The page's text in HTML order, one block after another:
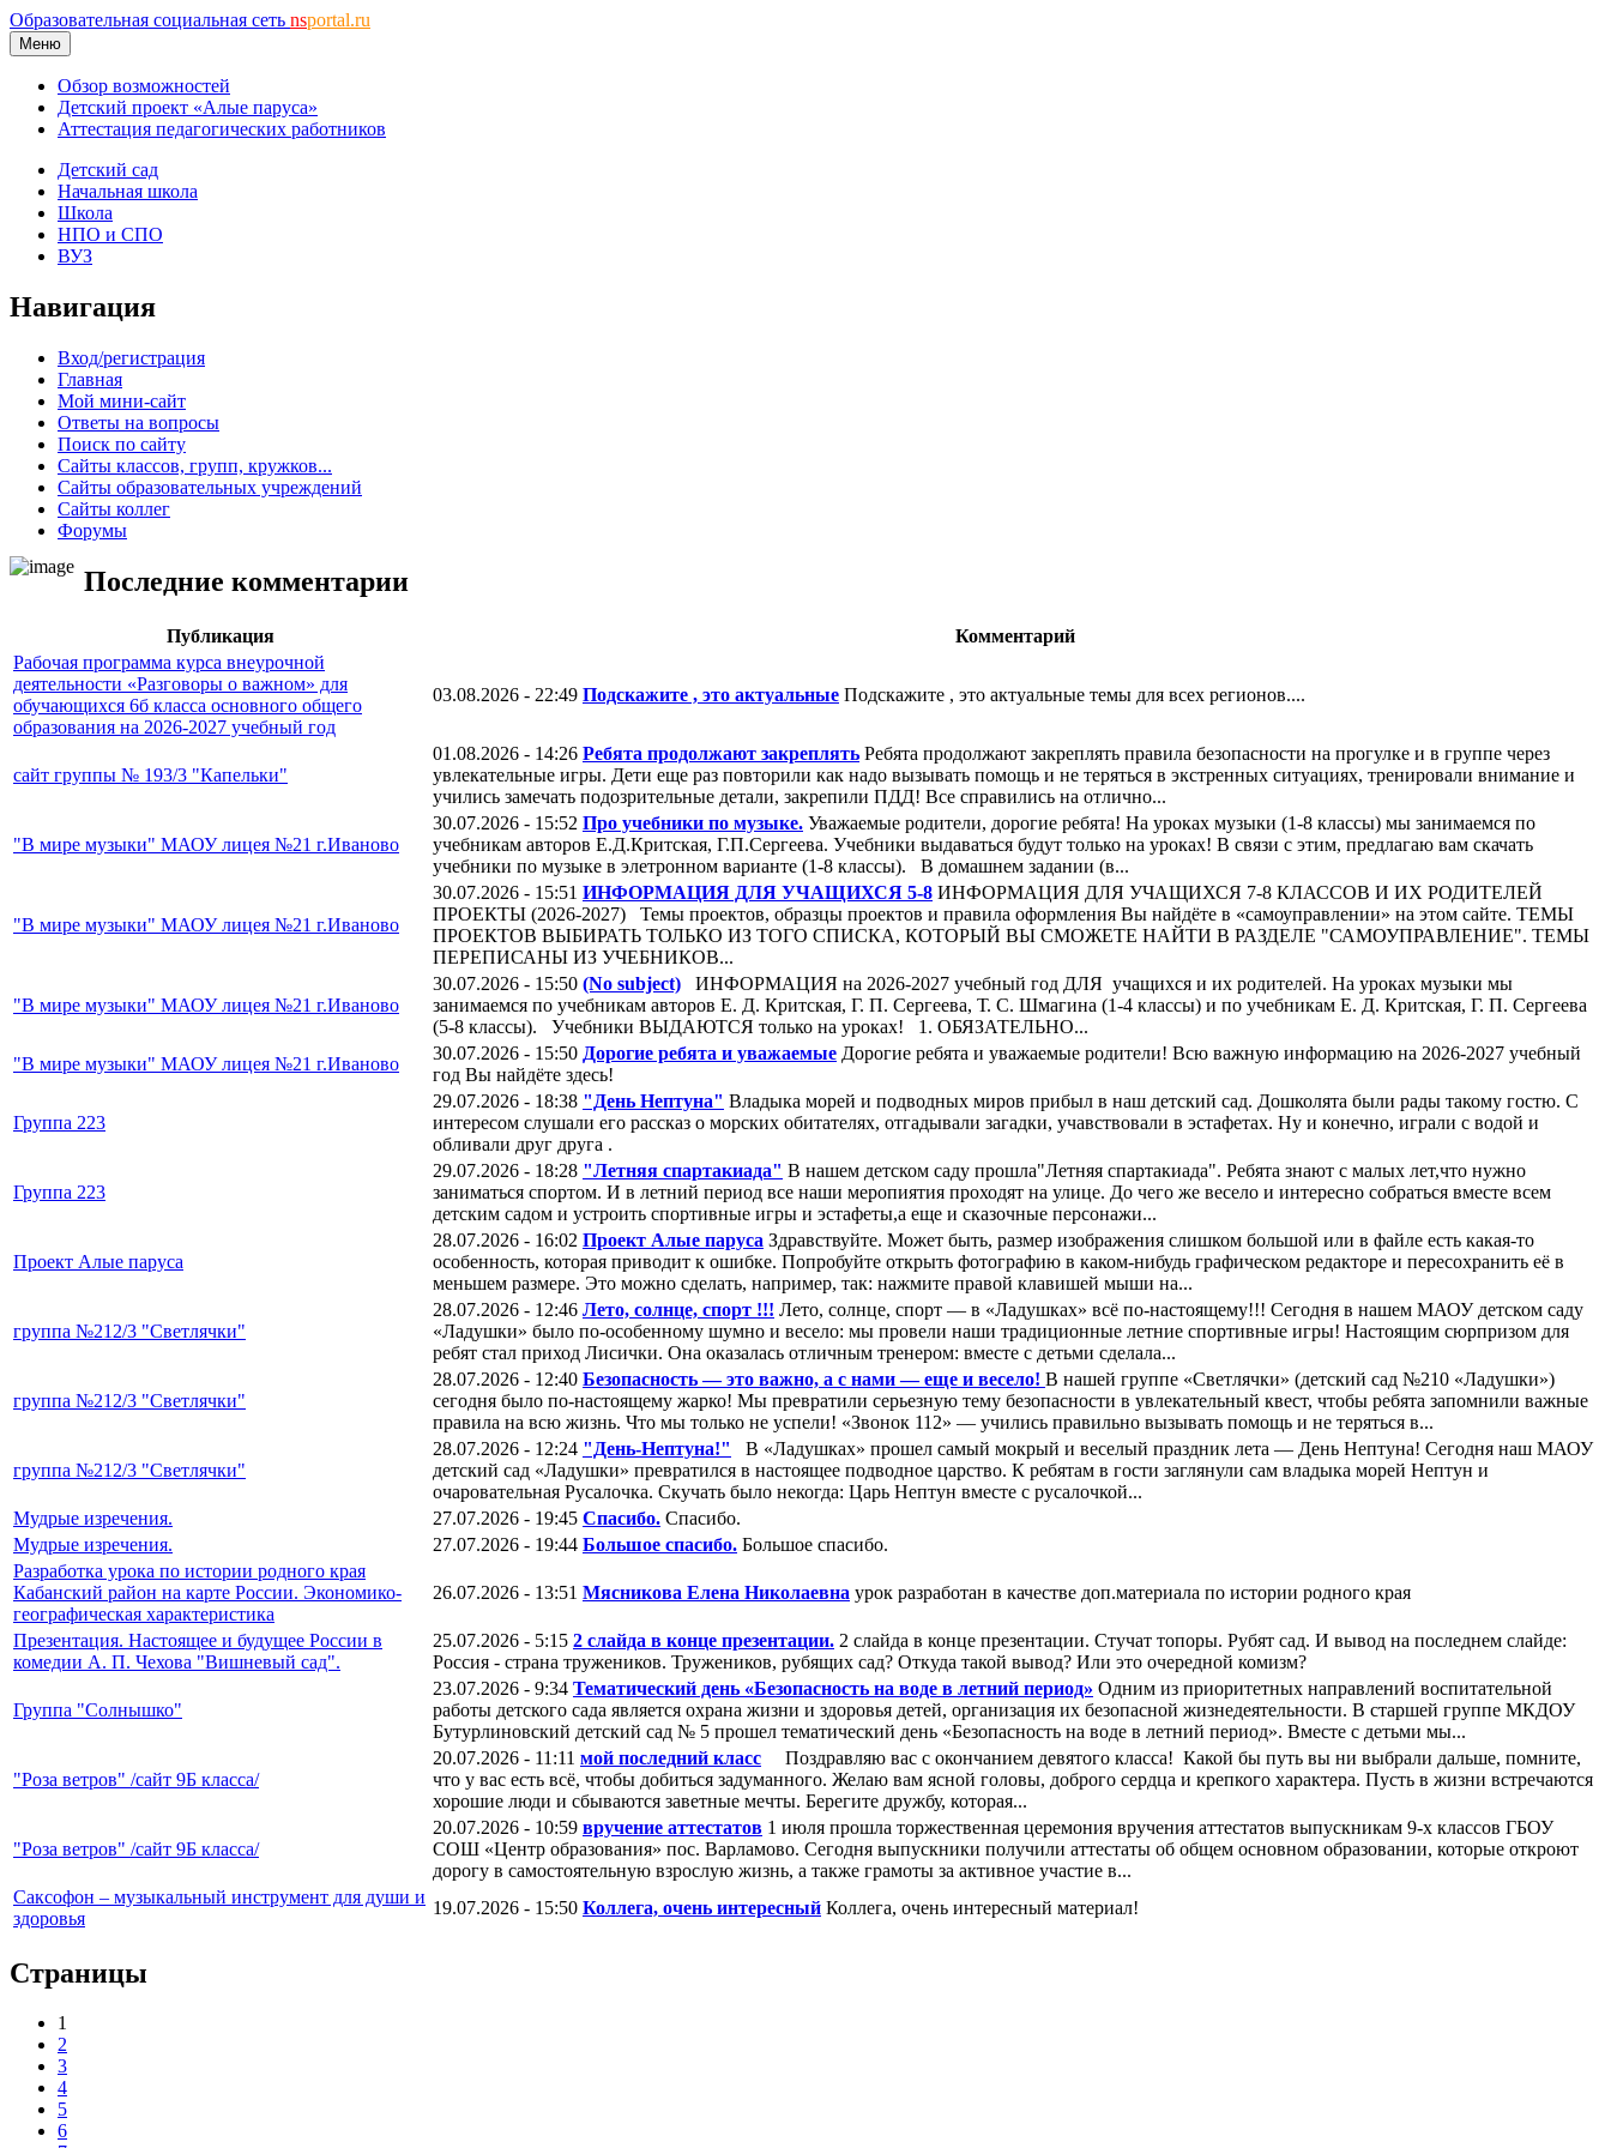
Образовательная социальная сеть nsportal.ru
Меню
Обзор возможностей
Детский проект «Алые паруса»
Аттестация педагогических работников
Детский сад
Начальная школа
Школа
НПО и СПО
ВУЗ
Навигация
Вход/регистрация
Главная
Мой мини-сайт
Ответы на вопросы
Поиск по сайту
Сайты классов, групп, кружков...
Сайты образовательных учреждений
Сайты коллег
Форумы
Последние комментарии
Публикация
Комментарий
Рабочая программа курса внеурочной
деятельности «Разговоры о важном» для
обучающихся 6б класса основного общего
образования на 2026-2027 учебный год
03.08.2026 - 22:49 Подскажите , это актуальные Подскажите , это актуальные темы для всех регионов....
сайт группы № 193/3 "Капельки"
01.08.2026 - 14:26 Ребята продолжают закреплять Ребята продолжают закреплять правила безопасности на прогулке и в группе через
увлекательные игры. Дети еще раз повторили как надо вызывать помощь и не теряться в экстренных ситуациях, тренировали внимание и
учились замечать подозрительные детали, закрепили ПДД! Все справились на отлично...
"В мире музыки" МАОУ лицея №21 г.Иваново
30.07.2026 - 15:52 Про учебники по музыке. Уважаемые родители, дорогие ребята! На уроках музыки (1-8 классы) мы занимаемся по
учебникам авторов Е.Д.Критская, Г.П.Сергеева. Учебники выдаваться будут только на уроках! В связи с этим, предлагаю вам скачать
учебники по музыке в элетронном варианте (1-8 классы). В домашнем задании (в...
"В мире музыки" МАОУ лицея №21 г.Иваново
30.07.2026 - 15:51 ИНФОРМАЦИЯ ДЛЯ УЧАЩИХСЯ 5-8 ИНФОРМАЦИЯ ДЛЯ УЧАЩИХСЯ 7-8 КЛАССОВ И ИХ РОДИТЕЛЕЙ
ПРОЕКТЫ (2026-2027) Темы проектов, образцы проектов и правила оформления Вы найдёте в «самоуправлении» на этом сайте. ТЕМЫ
ПРОЕКТОВ ВЫБИРАТЬ ТОЛЬКО ИЗ ТОГО СПИСКА, КОТОРЫЙ ВЫ СМОЖЕТЕ НАЙТИ В РАЗДЕЛЕ "САМОУПРАВЛЕНИЕ". ТЕМЫ
ПЕРЕПИСАНЫ ИЗ УЧЕБНИКОВ...
"В мире музыки" МАОУ лицея №21 г.Иваново
30.07.2026 - 15:50 (No subject) ИНФОРМАЦИЯ на 2026-2027 учебный год ДЛЯ учащихся и их родителей. На уроках музыки мы
занимаемся по учебникам авторов Е. Д. Критская, Г. П. Сергеева, Т. С. Шмагина (1-4 классы) и по учебникам Е. Д. Критская, Г. П. Сергеева
(5-8 классы). Учебники ВЫДАЮТСЯ только на уроках! 1. ОБЯЗАТЕЛЬНО...
"В мире музыки" МАОУ лицея №21 г.Иваново
30.07.2026 - 15:50 Дорогие ребята и уважаемые Дорогие ребята и уважаемые родители! Всю важную информацию на 2026-2027 учебный
год Вы найдёте здесь!
Группа 223
29.07.2026 - 18:38 "День Нептуна" Владыка морей и подводных миров прибыл в наш детский сад. Дошколята были рады такому гостю. С
интересом слушали его рассказ о морских обитателях, отгадывали загадки, учавствовали в эстафетах. Ну и конечно, играли с водой и
обливали друг друга .
Группа 223
29.07.2026 - 18:28 "Летняя спартакиада" В нашем детском саду прошла"Летняя спартакиада". Ребята знают с малых лет,что нужно
заниматься спортом. И в летний период все наши меропиятия проходят на улице. До чего же весело и интересно собраться вместе всем
детским садом и устроить спортивные игры и эстафеты,а еще и сказочные персонажи...
Проект Алые паруса
28.07.2026 - 16:02 Проект Алые паруса Здравствуйте. Может быть, размер изображения слишком большой или в файле есть какая-то
особенность, которая приводит к ошибке. Попробуйте открыть фотографию в каком-нибудь графическом редакторе и пересохранить её в
меньшем размере. Это можно сделать, например, так: нажмите правой клавишей мыши на...
группа №212/3 "Светлячки"
28.07.2026 - 12:46 Лето, солнце, спорт !!! Лето, солнце, спорт — в «Ладушках» всё по-настоящему!!! Сегодня в нашем МАОУ детском саду
«Ладушки» было по-особенному шумно и весело: мы провели наши традиционные летние спортивные игры! Настоящим сюрпризом для
ребят стал приход Лисички. Она оказалась отличным тренером: вместе с детьми сделала...
группа №212/3 "Светлячки"
28.07.2026 - 12:40 Безопасность — это важно, а с нами — еще и весело! В нашей группе «Светлячки» (детский сад №210 «Ладушки»)
сегодня было по-настоящему жарко! Мы превратили серьезную тему безопасности в увлекательный квест, чтобы ребята запомнили важные
правила на всю жизнь. Что мы только не успели! «Звонок 112» — учились правильно вызывать помощь и не теряться в...
группа №212/3 "Светлячки"
28.07.2026 - 12:24 "День-Нептуна!"
В «Ладушках» прошел самый мокрый и веселый праздник лета — День Нептуна! Сегодня наш МАОУ
детский сад «Ладушки» превратился в настоящее подводное царство. К ребятам в гости заглянули сам владыка морей Нептун и
очаровательная Русалочка. Скучать было некогда: Царь Нептун вместе с русалочкой...
Мудрые изречения.
27.07.2026 - 19:45 Спасибо. Спасибо.
Мудрые изречения.
27.07.2026 - 19:44 Большое спасибо. Большое спасибо.
Разработка урока по истории родного края
Кабанский район на карте России. Экономико-
географическая характеристика
26.07.2026 - 13:51 Мясникова Елена Николаевна урок разработан в качестве доп.материала по истории родного края
Презентация. Настоящее и будущее России в
комедии А. П. Чехова "Вишневый сад".
25.07.2026 - 5:15 2 слайда в конце презентации. 2 слайда в конце презентации. Стучат топоры. Рубят сад. И вывод на последнем слайде:
Россия - страна тружеников. Тружеников, рубящих сад? Откуда такой вывод? Или это очередной комизм?
Группа "Солнышко"
23.07.2026 - 9:34 Тематический день «Безопасность на воде в летний период» Одним из приоритетных направлений воспитательной
работы детского сада является охрана жизни и здоровья детей, организация их безопасной жизнедеятельности. В старшей группе МКДОУ
Бутурлиновский детский сад № 5 прошел тематический день «Безопасность на воде в летний период». Вместе с детьми мы...
"Роза ветров" /сайт 9Б класса/
20.07.2026 - 11:11 мой последний класс Поздравляю вас с окончанием девятого класса! Какой бы путь вы ни выбрали дальше, помните,
что у вас есть всё, чтобы добиться задуманного. Желаю вам ясной головы, доброго сердца и крепкого характера. Пусть в жизни встречаются
хорошие люди и сбываются заветные мечты. Берегите дружбу, которая...
"Роза ветров" /сайт 9Б класса/
20.07.2026 - 10:59 вручение аттестатов 1 июля прошла торжественная церемония вручения аттестатов выпускникам 9-х классов ГБОУ
СОШ «Центр образования» пос. Варламово. Сегодня выпускники получили аттестаты об общем основном образовании, которые откроют
дорогу в самостоятельную взрослую жизнь, а также грамоты за активное участие в...
Саксофон – музыкальный инструмент для души и
здоровья
19.07.2026 - 15:50 Коллега, очень интересный Коллега, очень интересный материал!
Страницы
1
2
3
4
5
6